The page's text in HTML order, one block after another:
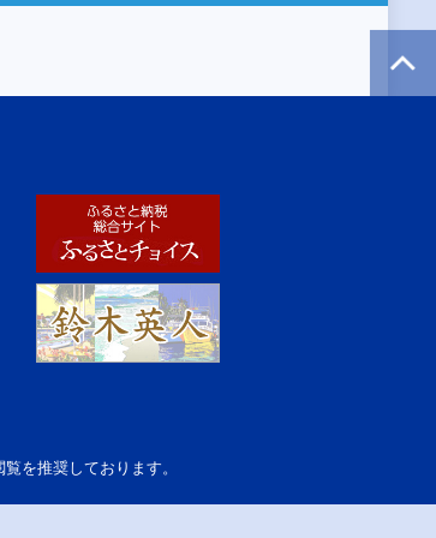
を推奨しております。